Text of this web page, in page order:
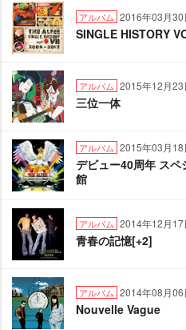
アルバム 2016年03月30
SINGLE HISTORY
アルバム 2015年12月23
三位一体
アルバム 2015年03月18
デビュー40周年 ス
館
アルバム 2014年12月17
青春の記憶[+2]
アルバム 2014年08月06
Nouvelle Vague